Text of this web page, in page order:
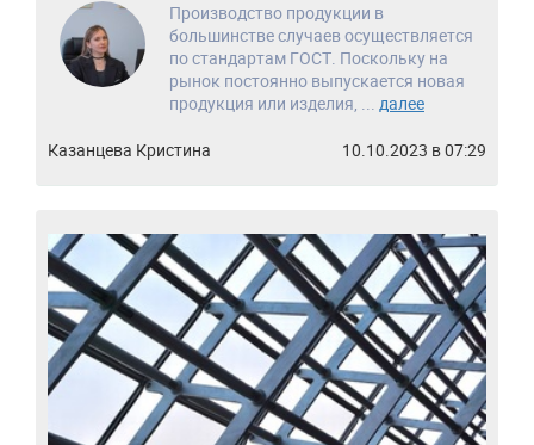
Производство продукции в
большинстве случаев осуществляется
по стандартам ГОСТ. Поскольку на
рынок постоянно выпускается новая
продукция или изделия, ... далее
Казанцева Кристина 10.10.2023 в 07:29